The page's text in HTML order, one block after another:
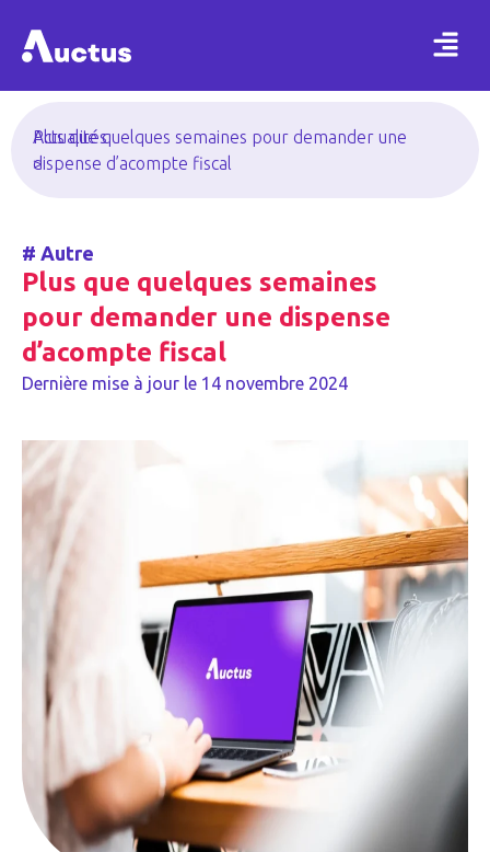
Actualités
>
Plus que quelques semaines pour demander une
dispense d’acompte fiscal
# Autre
Plus que quelques semaines
pour demander une dispense
d’acompte fiscal
Dernière mise à jour le 14 novembre 2024